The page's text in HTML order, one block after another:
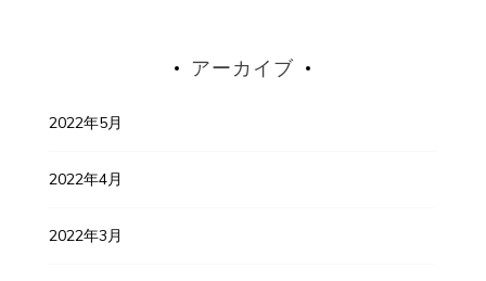
アーカイブ
2022年5月
2022年4月
2022年3月